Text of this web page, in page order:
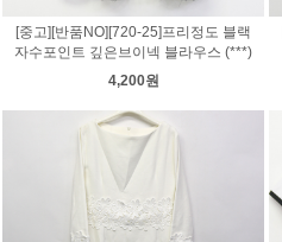
[중고][반품NO][720-25]프리정도 블랙
자수포인트 깊은브이넥 블라우스 (***)
4,200원